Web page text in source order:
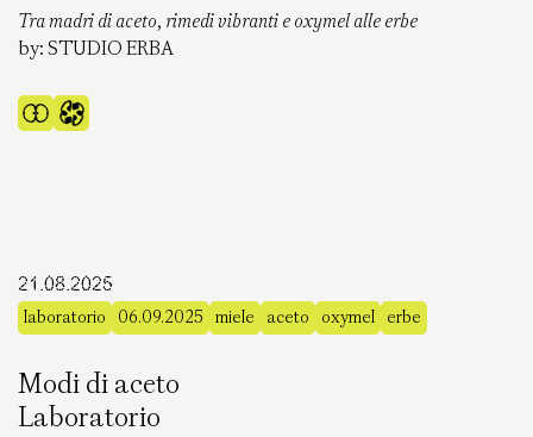
Tra madri di aceto, rimedi vibranti e oxymel alle erbe
by:STUDIO ERBA
21.08.2025
laboratorio 06.09.2025 miele aceto oxymel erbe
Modi di aceto
Laboratorio